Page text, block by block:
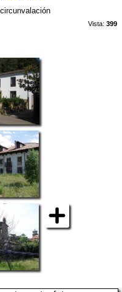
Vista: 399